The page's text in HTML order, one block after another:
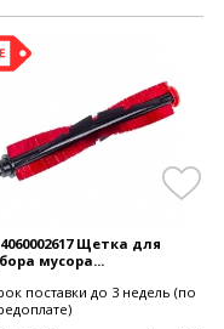
4060002617 Щетка для
мусора...
поставки до 3 недель (по